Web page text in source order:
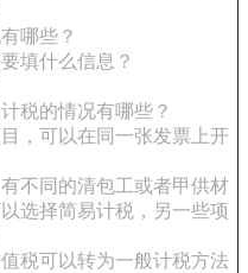
哪些？
填什么信息？
税的情况有哪些？
，可以在同一张发票上开
不同的清包工或者甲供材
选择简易计税，另一些项
税可以转为一般计税方法